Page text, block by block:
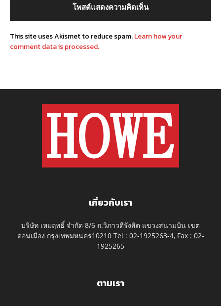
This site uses Akismet to reduce spam.Learn how your
comment data is processed.
เกี่ยวกับเรา
บริษัท เหมฤทธิ์ จำกัด 8/6 ถ.วิภาวดีรังสิต แขวงสนามบิน เขต
ดอนเมือง กรุงเทพมหนคร10210 Tel : 02-1925263-4, Fax : 02-
1925265
ตามเรา